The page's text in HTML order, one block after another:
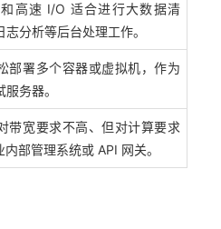
高速 I/O 适合进行大数据清
分析等后台处理工作。
部署多个容器或虚拟机，作为
务器。
带宽要求不高、但对计算要求
部管理系统或 API 网关。